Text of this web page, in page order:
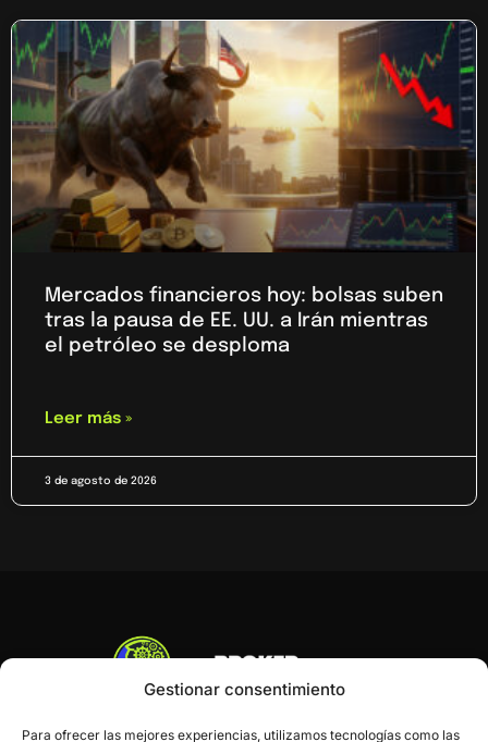
Gestionar consentimiento
Para ofrecer las mejores experiencias, utilizamos tecnologías como las
Mercados financieros hoy: bolsas suben
tras la pausa de EE. UU. a Irán mientras
el petróleo se desploma
Leer más »
3 de agosto de 2026